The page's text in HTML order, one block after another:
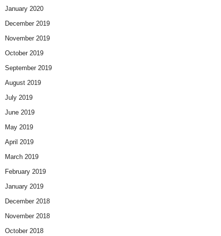
January 2020
December 2019
November 2019
October 2019
September 2019
August 2019
July 2019
June 2019
May 2019
April 2019
March 2019
February 2019
January 2019
December 2018
November 2018
October 2018